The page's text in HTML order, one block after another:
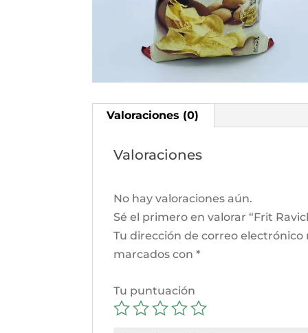
Valoraciones (0)
Valoraciones
No hay valoraciones aún.
Sé el primero en valorar “Frit
Tu dirección de correo electrónico
marcados con*
Tu puntuación